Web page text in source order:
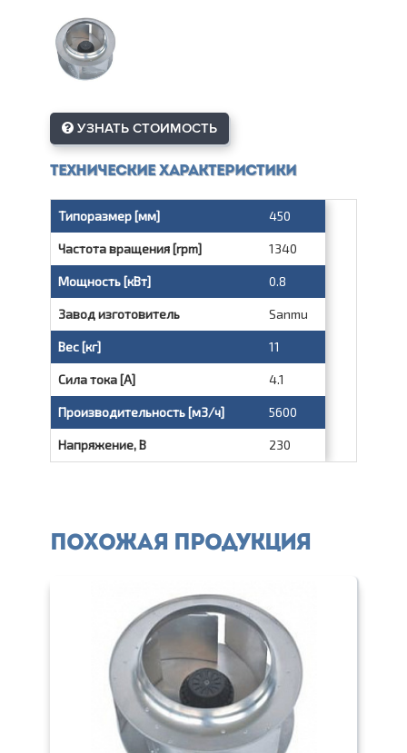
УЗНАТЬ СТОИМОСТЬ
Технические характеристики
Типоразмер [мм] 450
Частота вращения [rpm] 1340
Мощность [кВт] 0.8
Завод изготовитель Sanmu
Вес [кг] 11
Сила тока [A] 4.1
Производительность [м3/ч] 5600
Напряжение, В 230
Похожая продукция